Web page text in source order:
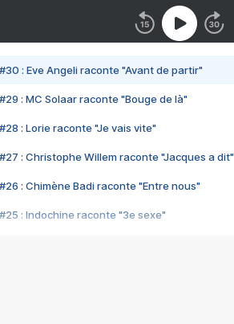
#30 : Eve Angeli raconte "Avant de partir"
#29 : MC Solaar raconte "Bouge de là"
#28 : Lorie raconte "Je vais vite"
#27 : Christophe Willem raconte "Jacques a dit"
#26 : Chimène Badi raconte "Entre nous"
#25 : Indochine raconte "3e sexe"